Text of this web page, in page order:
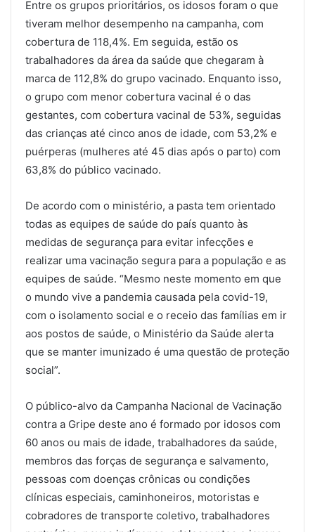
Entre os grupos prioritários, os idosos foram o que
tiveram melhor desempenho na campanha, com
cobertura de 118,4%. Em seguida, estão os
trabalhadores da área da saúde que chegaram à
marca de 112,8% do grupo vacinado. Enquanto isso,
o grupo com menor cobertura vacinal é o das
gestantes, com cobertura vacinal de 53%, seguidas
das crianças até cinco anos de idade, com 53,2% e
puérperas (mulheres até 45 dias após o parto) com
63,8% do público vacinado.
De acordo com o ministério, a pasta tem orientado
todas as equipes de saúde do país quanto às
medidas de segurança para evitar infecções e
realizar uma vacinação segura para a população e as
equipes de saúde. “Mesmo neste momento em que
o mundo vive a pandemia causada pela covid-19,
com o isolamento social e o receio das famílias em ir
aos postos de saúde, o Ministério da Saúde alerta
que se manter imunizado é uma questão de proteção
social”.
O público-alvo da Campanha Nacional de Vacinação
contra a Gripe deste ano é formado por idosos com
60 anos ou mais de idade, trabalhadores da saúde,
membros das forças de segurança e salvamento,
pessoas com doenças crônicas ou condições
clínicas especiais, caminhoneiros, motoristas e
cobradores de transporte coletivo, trabalhadores